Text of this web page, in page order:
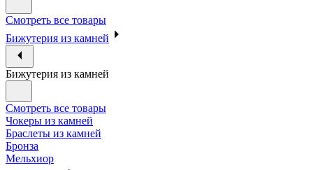
Смотреть все товары
Бижутерия из камней
Бижутерия из камней
Смотреть все товары
Чокеры из камней
Браслеты из камней
Бронза
Мельхиор